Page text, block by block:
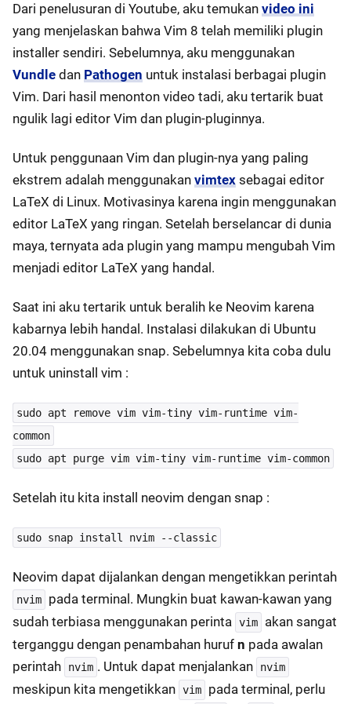
Dari penelusuran di Youtube, aku temukan video ini
yang menjelaskan bahwa Vim 8 telah memiliki plugin
installer sendiri. Sebelumnya, aku menggunakan
Vundle dan Pathogen untuk instalasi berbagai plugin
Vim. Dari hasil menonton video tadi, aku tertarik buat
ngulik lagi editor Vim dan plugin-pluginnya.
Untuk penggunaan Vim dan plugin-nya yang paling
ekstrem adalah menggunakan vimtex sebagai editor
LaTeX di Linux. Motivasinya karena ingin menggunakan
editor LaTeX yang ringan. Setelah berselancar di dunia
maya, ternyata ada plugin yang mampu mengubah Vim
menjadi editor LaTeX yang handal.
Saat ini aku tertarik untuk beralih ke Neovim karena
kabarnya lebih handal. Instalasi dilakukan di Ubuntu
20.04 menggunakan snap. Sebelumnya kita coba dulu
untuk uninstall vim :
sudo apt remove vim vim-tiny vim-runtime vim-
common
sudo apt purge vim vim-tiny vim-runtime vim-common
Setelah itu kita install neovim dengan snap :
sudo snap install nvim --classic
Neovim dapat dijalankan dengan mengetikkan perintah
nvim
pada terminal. Mungkin buat kawan-kawan yang
sudah terbiasa menggunakan perinta vim
akan sangat
terganggu dengan penambahan huruf n pada awalan
perintah
nvim . Untuk dapat menjalankan nvim
meskipun kita mengetikkan vim
pada terminal, perlu